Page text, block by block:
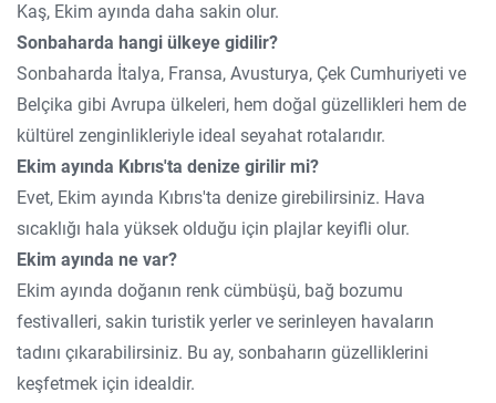
Kaş, Ekim ayında daha sakin olur.
Sonbaharda hangi ülkeye gidilir?
Sonbaharda İtalya, Fransa, Avusturya, Çek Cumhuriyeti ve
Belçika gibi Avrupa ülkeleri, hem doğal güzellikleri hem de
kültürel zenginlikleriyle ideal seyahat rotalarıdır.
Ekim ayında Kıbrıs'ta denize girilir mi?
Evet, Ekim ayında Kıbrıs'ta denize girebilirsiniz. Hava
sıcaklığı hala yüksek olduğu için plajlar keyifli olur.
Ekim ayında ne var?
Ekim ayında doğanın renk cümbüşü, bağ bozumu
festivalleri, sakin turistik yerler ve serinleyen havaların
tadını çıkarabilirsiniz. Bu ay, sonbaharın güzelliklerini
keşfetmek için idealdir.